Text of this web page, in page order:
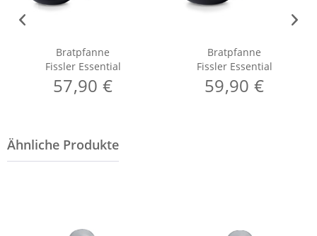
Bratpfanne
Fissler Essential
57,90 €
Bratpfanne
Fissler Essential
59,90 €